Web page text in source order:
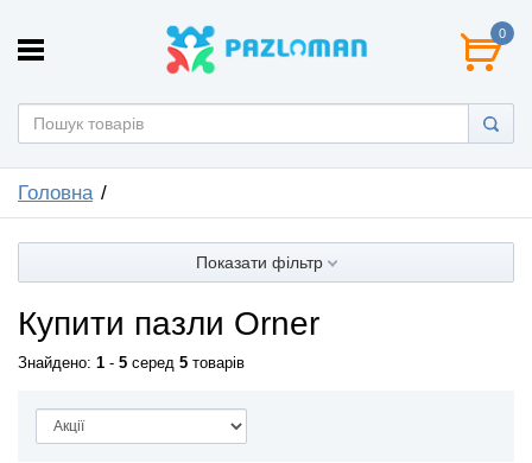
0
Головна
Показати фільтр
Купити пазли Orner
Знайдено: 1 - 5 серед 5 товарів